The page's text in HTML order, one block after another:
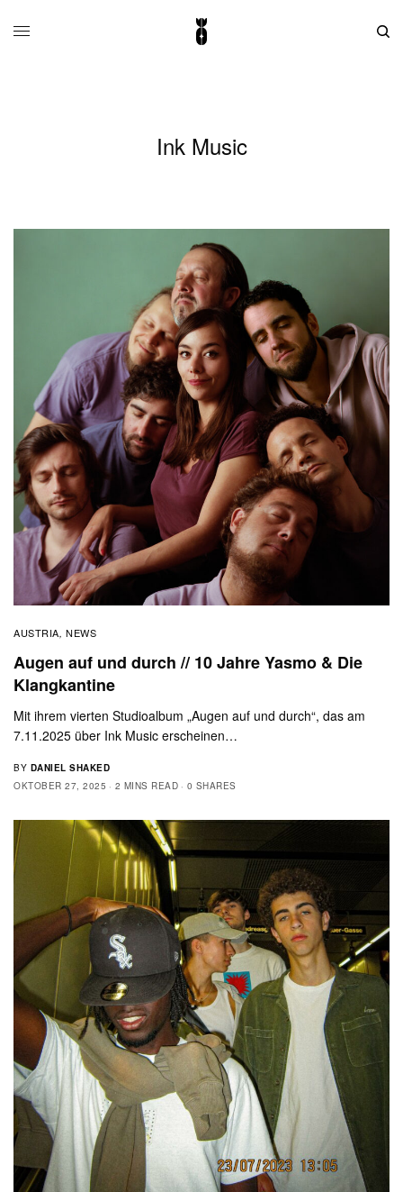
Ink Music
AUSTRIA, NEWS
Augen auf und durch // 10 Jahre Yasmo & Die
Klangkantine
Mit ihrem vierten Studioalbum „Augen auf und durch“, das am
7.11.2025 über Ink Music erscheinen…
BY DANIEL SHAKED
OKTOBER 27, 2025
2 MINS READ 0 SHARES